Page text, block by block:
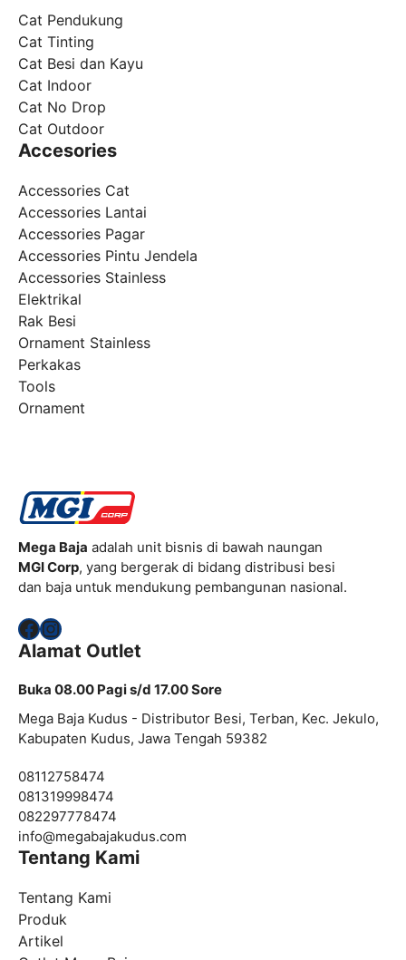
Cat Pendukung
Cat Tinting
Cat Besi dan Kayu
Cat Indoor
Cat No Drop
Cat Outdoor
Accesories
Accessories Cat
Accessories Lantai
Accessories Pagar
Accessories Pintu Jendela
Accessories Stainless
Elektrikal
Rak Besi
Ornament Stainless
Perkakas
Tools
Ornament
Mega Baja adalah unit bisnis di bawah naungan
MGI Corp, yang bergerak di bidang distribusi besi
dan baja untuk mendukung pembangunan nasional.
Facebook
Instagram
Alamat Outlet
Buka 08.00 Pagi s/d 17.00 Sore
Mega Baja Kudus - Distributor Besi, Terban, Kec. Jekulo,
Kabupaten Kudus, Jawa Tengah 59382
08112758474
081319998474
082297778474
info@megabajakudus.com
Tentang Kami
Tentang Kami
Produk
Artikel